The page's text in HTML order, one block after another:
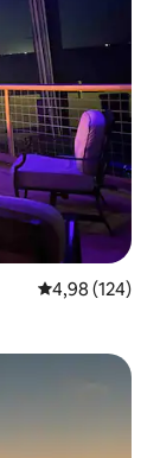
4,98 ud af 5 i
4,98 (124)